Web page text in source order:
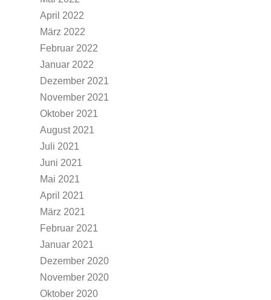
April 2022
März 2022
Februar 2022
Januar 2022
Dezember 2021
November 2021
Oktober 2021
August 2021
Juli 2021
Juni 2021
Mai 2021
April 2021
März 2021
Februar 2021
Januar 2021
Dezember 2020
November 2020
Oktober 2020